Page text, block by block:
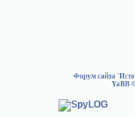
Форум сайта
YaBB